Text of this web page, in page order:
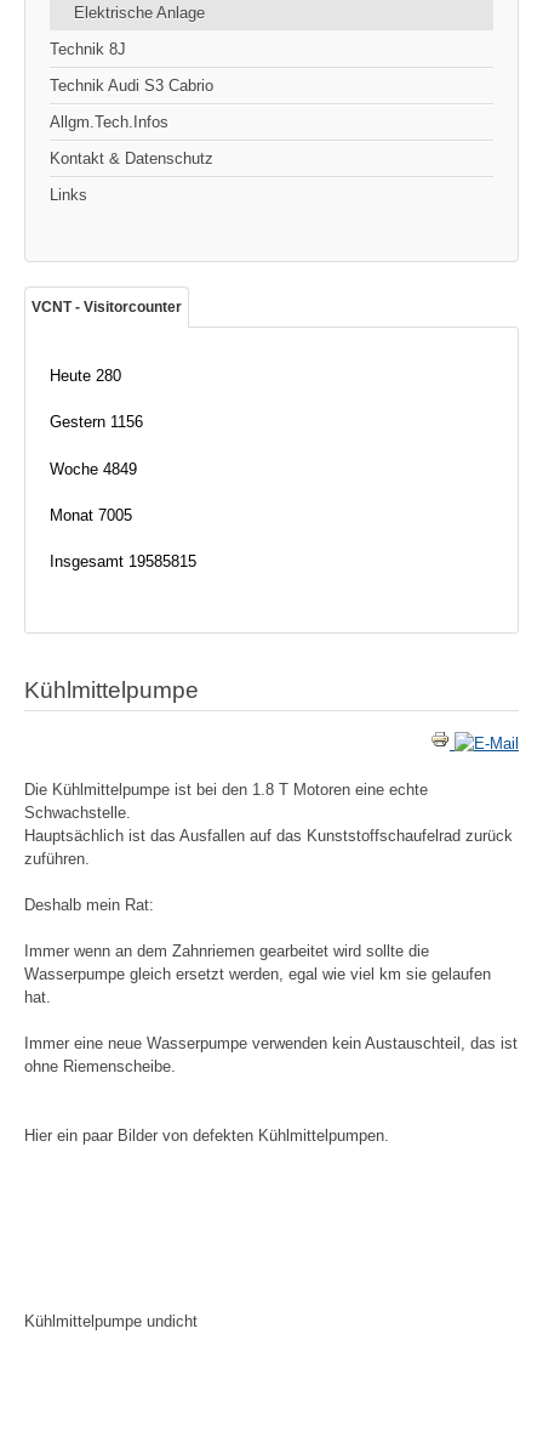
Elektrische Anlage
Technik 8J
Technik Audi S3 Cabrio
Allgm.Tech.Infos
Kontakt & Datenschutz
Links
VCNT - Visitorcounter
Heute 280
Gestern 1156
Woche 4849
Monat 7005
Insgesamt 19585815
Kühlmittelpumpe
Die Kühlmittelpumpe ist bei den 1.8 T Motoren eine echte
Schwachstelle.
Hauptsächlich ist das Ausfallen auf das Kunststoffschaufelrad zurück
zuführen.
Deshalb mein Rat:
Immer wenn an dem Zahnriemen gearbeitet wird sollte die
Wasserpumpe gleich ersetzt werden, egal wie viel km sie gelaufen
hat.
Immer eine neue Wasserpumpe verwenden kein Austauschteil, das ist
ohne Riemenscheibe.
Hier ein paar Bilder von defekten Kühlmittelpumpen.
Kühlmittelpumpe undicht